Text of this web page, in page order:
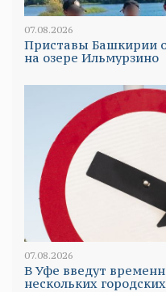
07.08.2026
Приставы Башкирии
на озере Ильмурзино
07.08.2026
В Уфе введут
нескольких